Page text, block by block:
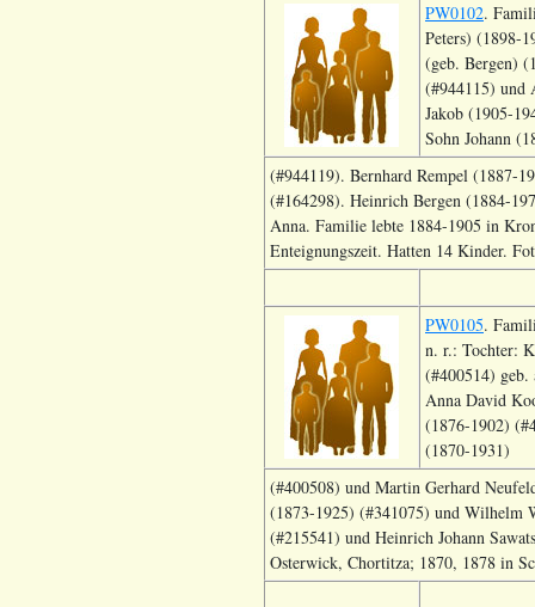
PW0102.
Peters) (1898-
(geb. Bergen)
(#944115) und
Jakob (1905-
Sohn Johann
(#944119). Bernhard Rempel (1887-
(#164298). Heinrich Bergen (1884-
Anna. Familie lebte 1884-1905 in
Enteignungszeit. Hatten 14 Kinder.
PW0105.
n. r.: Tochter:
(#400514)
Anna David
(1876-1902)
(1870-1931)
(#400508) und Martin Gerhard
(1873-1925) (#341075) und Wilhelm
(#215541) und Heinrich Johann
Osterwick, Chortitza; 1870, 1878 in